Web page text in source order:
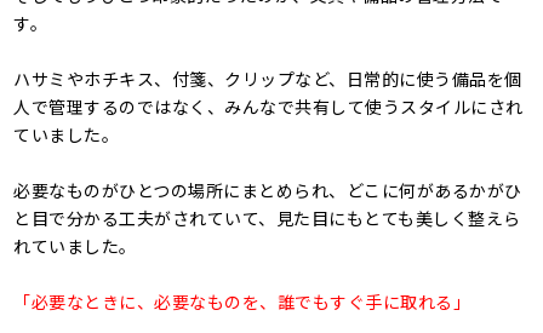
す。
ハサミやホチキス、付箋、クリップなど、日常的に使う備品を個
人で管理するのではなく、みんなで共有して使うスタイルにされ
ていました。
必要なものがひとつの場所にまとめられ、どこに何があるかがひ
と目で分かる工夫がされていて、見た目にもとても美しく整えら
れていました。
「必要なときに、必要なものを、誰でもすぐ手に取れる」